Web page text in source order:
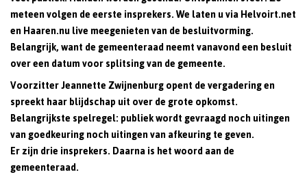
meteen volgen de eerste insprekers. We laten u via Helvoirt.net
en Haaren.nu live meegenieten van de besluitvorming.
Belangrijk, want de gemeenteraad neemt vanavond een besluit
over een datum voor splitsing van de gemeente.
Voorzitter Jeannette Zwijnenburg opent de vergadering en
spreekt haar blijdschap uit over de grote opkomst.
Belangrijkste spelregel: publiek wordt gevraagd noch uitingen
van goedkeuring noch uitingen van afkeuring te geven.
Er zijn drie insprekers. Daarna is het woord aan de
gemeenteraad.